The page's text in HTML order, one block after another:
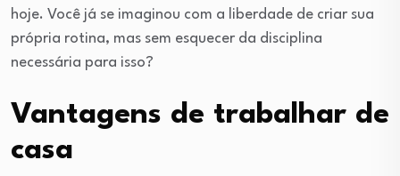
hoje. Você já se imaginou com a liberdade de criar sua
própria rotina, mas sem esquecer da disciplina
necessária para isso?
Vantagens de trabalhar de
casa